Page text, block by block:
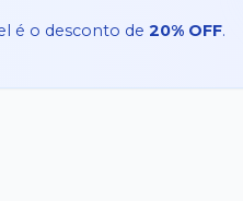
é o desconto de20% OFF.